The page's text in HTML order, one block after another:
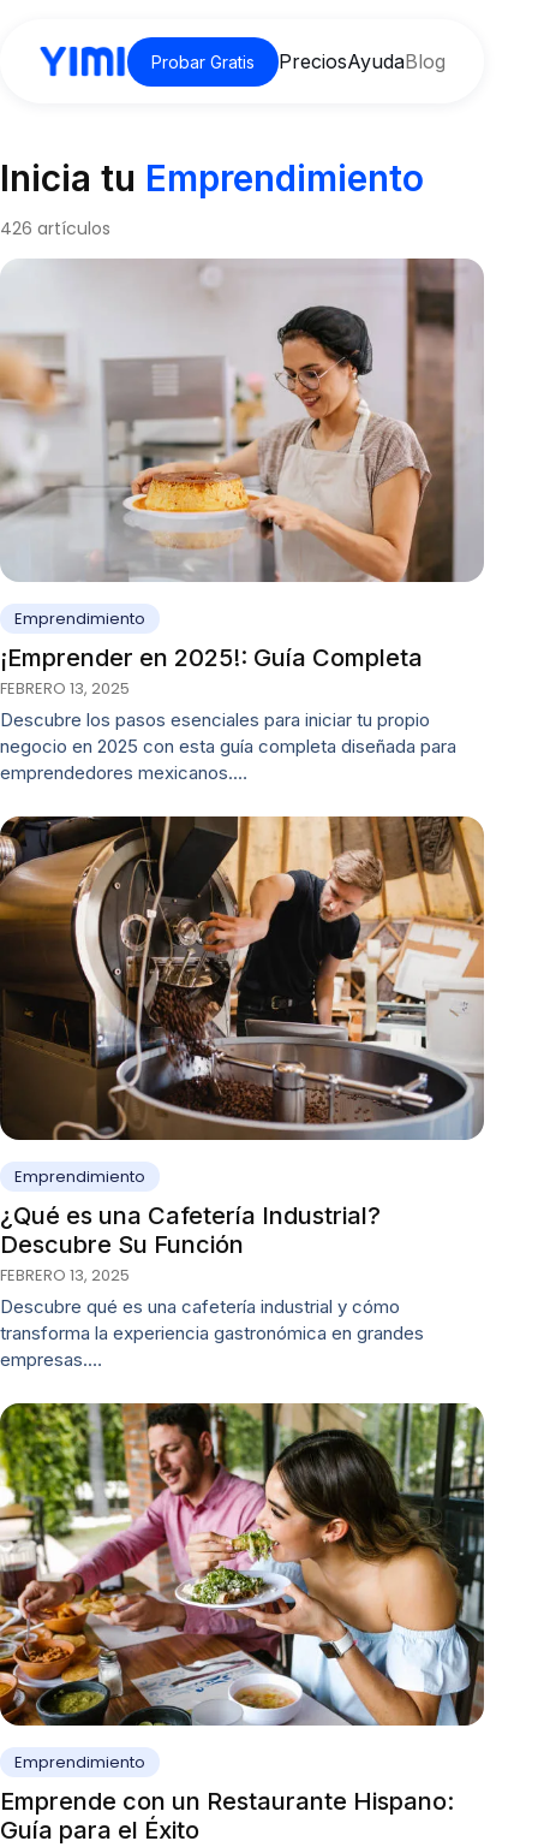
Probar Gratis PreciosAyudaBlog
Inicia tu Emprendimiento
426 artículos
Emprendimiento
¡Emprender en 2025!: Guía Completa
FEBRERO 13, 2025
Descubre los pasos esenciales para iniciar tu propio
negocio en 2025 con esta guía completa diseñada para
emprendedores mexicanos.…
Emprendimiento
¿Qué es una Cafetería Industrial?
Descubre Su Función
FEBRERO 13, 2025
Descubre qué es una cafetería industrial y cómo
transforma la experiencia gastronómica en grandes
empresas.…
Emprendimiento
Emprende con un Restaurante Hispano:
Guía para el Éxito